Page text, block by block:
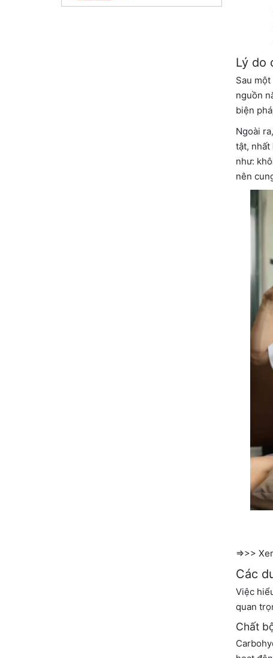
Lý do
Sau
nguồn
biện
Ngoài
tật, nhất
như:
nên
=>>>
Các
Việc
quan
Chất